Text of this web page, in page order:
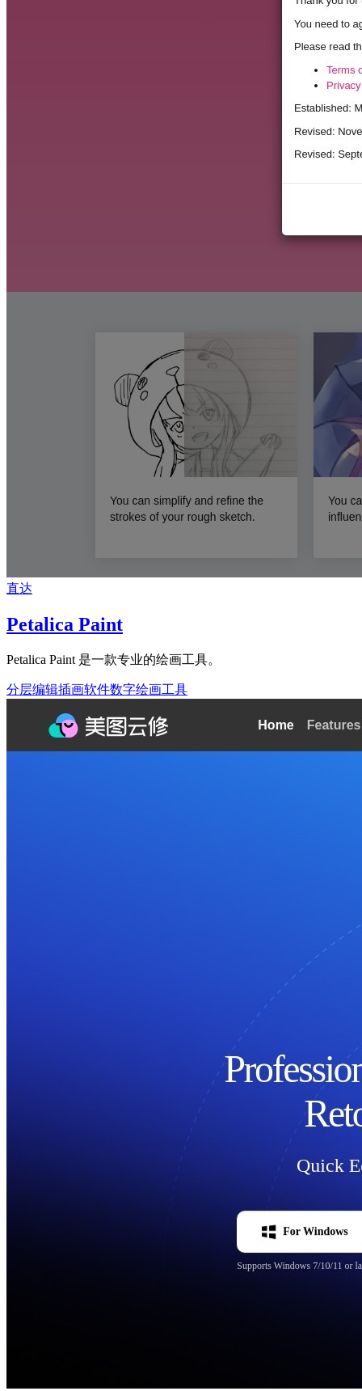
直达
Petalica Paint
Petalica Paint 是一款专业的绘画工具。
分层编辑插画软件数字绘画工具